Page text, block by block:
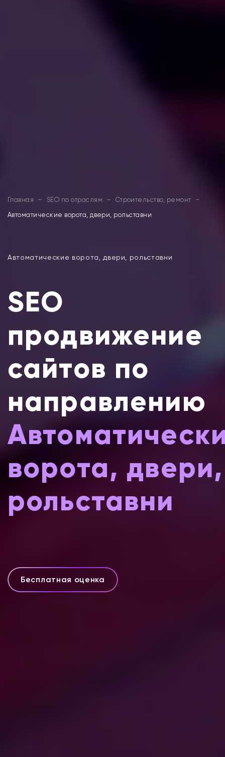
Главная – SEO по отраслям – Строительство, ремонт
–
Автоматические ворота, двери, рольставни
Автоматические ворота, двери, рольставни
SEO
продвижение
сайтов по
направлению
ворота, двери,
рольставни
Бесплатная оценка